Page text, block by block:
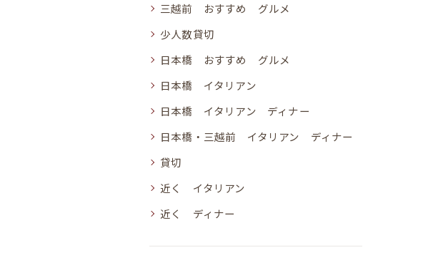
三越前 おすすめ グルメ
少人数貸切
日本橋 おすすめ グルメ
日本橋 イタリアン
日本橋 イタリアン ディナー
日本橋・三越前 イタリアン ディナー
貸切
近く イタリアン
近く ディナー